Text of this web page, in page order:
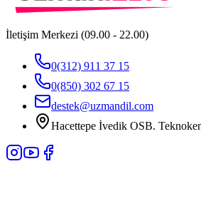
İletişim Merkezi (09.00 - 22.00)
0(312) 911 37 15
0(850) 302 67 15
destek@uzmandil.com
Hacettepe İvedik OSB.